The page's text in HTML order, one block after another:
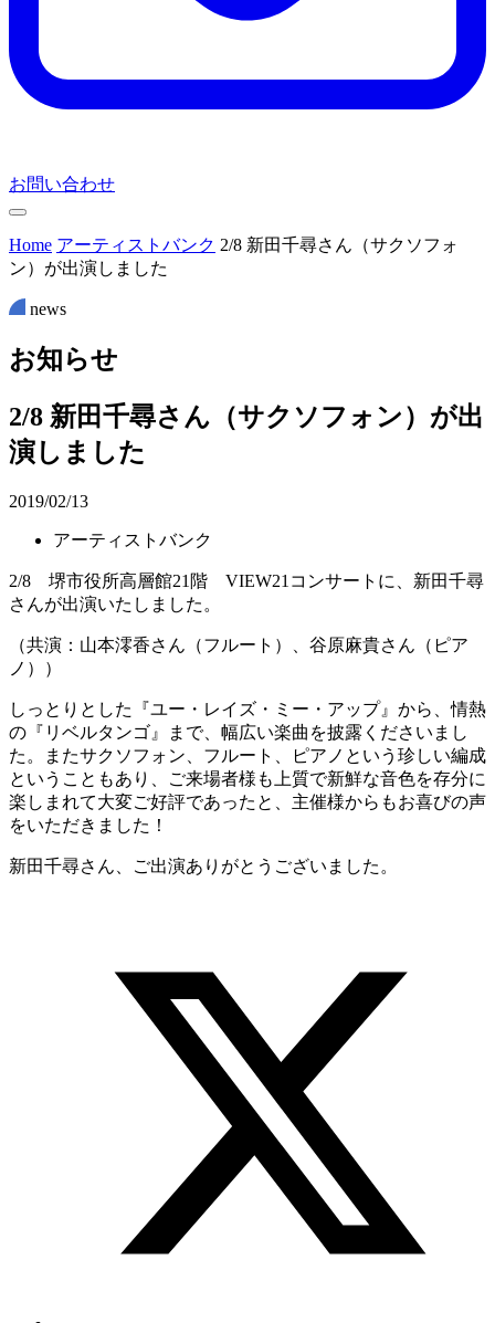
お問い合わせ
Home アーティストバンク 2/8 新田千尋さん（サクソフォ
ン）が出演しました
news
お知らせ
2/8 新田千尋さん（サクソフォン）が出
演しました
2019/02/13
アーティストバンク
2/8 堺市役所高層館21階 VIEW21コンサートに、新田千尋
さんが出演いたしました。
（共演：山本澪香さん（フルート）、谷原麻貴さん（ピア
ノ））
しっとりとした『ユー・レイズ・ミー・アップ』から、情熱
の『リベルタンゴ』まで、幅広い楽曲を披露くださいまし
た。またサクソフォン、フルート、ピアノという珍しい編成
ということもあり、ご来場者様も上質で新鮮な音色を存分に
楽しまれて大変ご好評であったと、主催様からもお喜びの声
をいただきました！
新田千尋さん、ご出演ありがとうございました。